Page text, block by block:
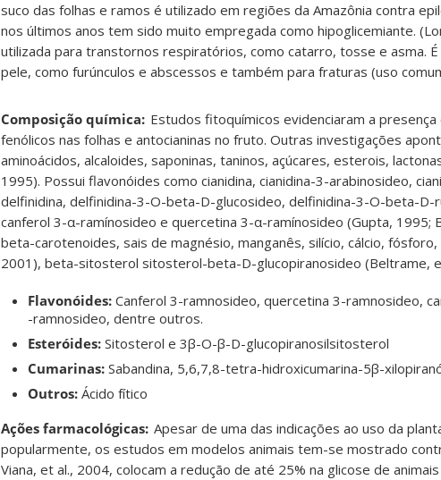
suco das folhas e ramos é utilizado em regiões da Amazônia contra
nos últimos anos tem sido muito empregada como hipoglicemiante.
utilizada para transtornos respiratórios, como catarro, tosse e asma.
pele, como furúnculos e abscessos e também para fraturas (uso
Composição química: Estudos fitoquímicos evidenciaram a
fenólicos nas folhas e antocianinas no fruto. Outras investigações
aminoácidos, alcaloides, saponinas, taninos, açúcares, esterois,
1995). Possui flavonóides como cianidina, cianidina-3-arabinosideo,
delfinidina, delfinidina-3-O-beta-D-glucosideo, delfinidina-3-O-beta-
canferol 3-α-ramínosideo e quercetina 3-α-ramínosideo (Gupta, 1995;
beta-carotenoides, sais de magnésio, manganês, silício, cálcio,
2001), beta-sitosterol sitosterol-beta-D-glucopiranosideo (Beltrame,
Flavonóides: Canferol 3-ramnosideo, quercetina 3-ramnosideo,
-ramnosideo, dentre outros.
Esteróides: Sitosterol e 3β-O-β-D-glucopiranosilsitosterol
Cumarinas: Sabandina, 5,6,7,8-tetra-hidroxicumarina-5β-
Outros: Ácido fítico
Ações farmacológicas: Apesar de uma das indicações ao uso da
popularmente, os estudos em modelos animais tem-se mostrado
Viana, et al., 2004, colocam a redução de até 25% na glicose de